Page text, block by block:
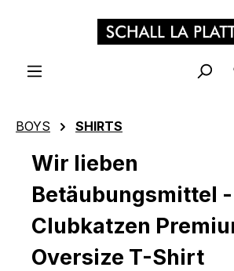
Zum Hauptinhalt springen
BOYS SHIRTS
Wir lieben
Betäubungsmittel -
Clubkatzen
Oversize T-Shirt